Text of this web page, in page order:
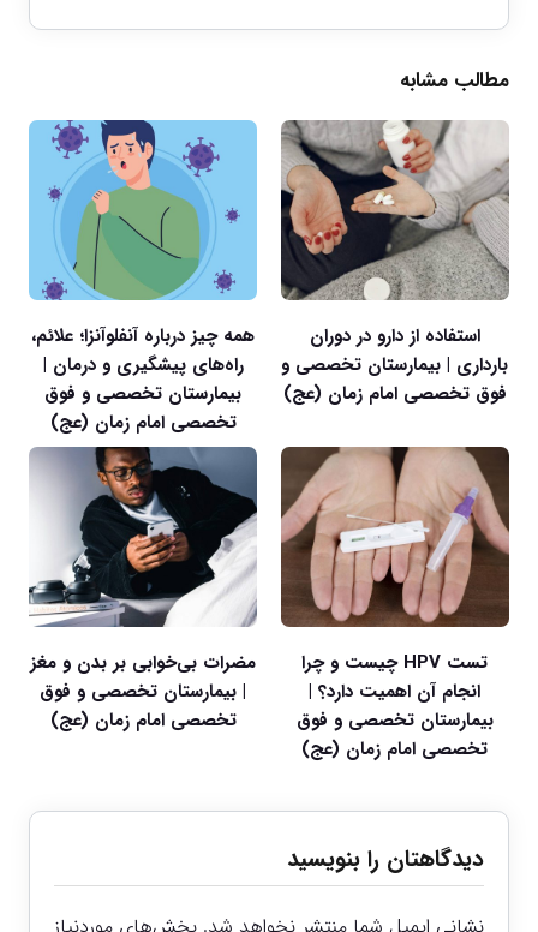
مطالب مشابه
استفاده از دارو در دوران
بارداری | بیمارستان تخصصی و
فوق تخصصی امام زمان (عج)
همه چیز درباره آنفلوآنزا؛ علائم،
راه‌های پیشگیری و درمان |
بیمارستان تخصصی و فوق
تخصصی امام زمان (عج)
تست HPV چیست و چرا
انجام آن اهمیت دارد؟ |
بیمارستان تخصصی و فوق
تخصصی امام زمان (عج)
مضرات بی‌خوابی بر بدن و مغز
| بیمارستان تخصصی و فوق
تخصصی امام زمان (عج)
دیدگاهتان را بنویسید